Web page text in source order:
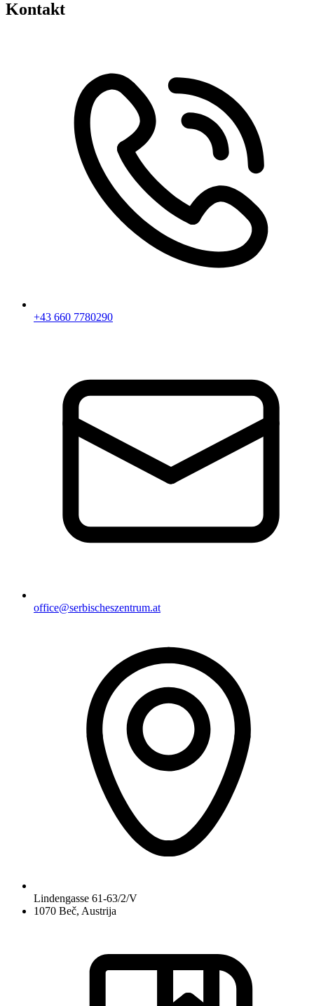
Kontakt
+43 660 7780290
office@serbischeszentrum.at
Lindengasse 61-63/2/V
1070 Beč, Austrija